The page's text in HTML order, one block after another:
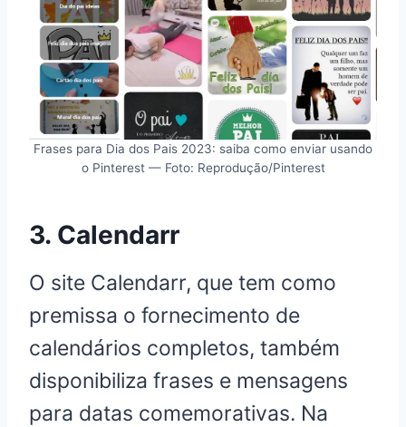
Frases para Dia dos Pais 2023: saiba como enviar usando
o Pinterest — Foto: Reprodução/Pinterest
3. Calendarr
O site Calendarr, que tem como
premissa o fornecimento de
calendários completos, também
disponibiliza frases e mensagens
para datas comemorativas. Na